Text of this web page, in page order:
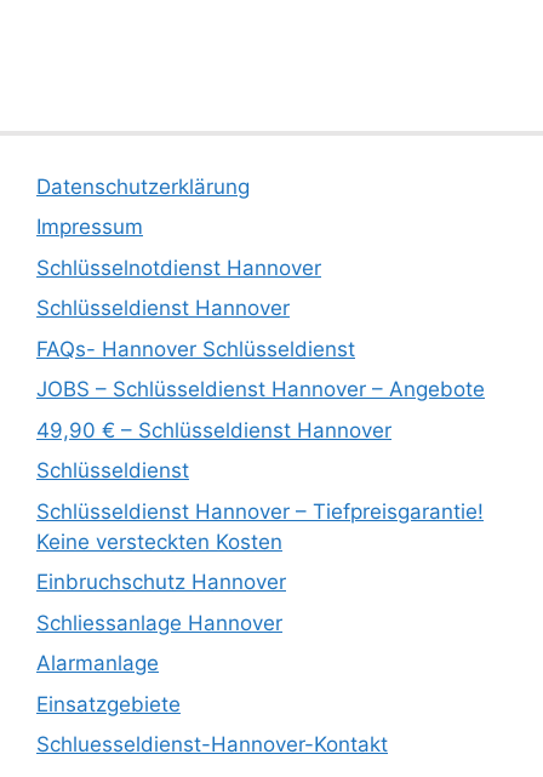
Datenschutzerklärung
Impressum
Schlüsselnotdienst Hannover
Schlüsseldienst Hannover
FAQs- Hannover Schlüsseldienst
JOBS – Schlüsseldienst Hannover – Angebote
49,90 € – Schlüsseldienst Hannover
Schlüsseldienst
Schlüsseldienst Hannover – Tiefpreisgarantie!
Keine versteckten Kosten
Einbruchschutz Hannover
Schliessanlage Hannover
Alarmanlage
Einsatzgebiete
Schluesseldienst-Hannover-Kontakt